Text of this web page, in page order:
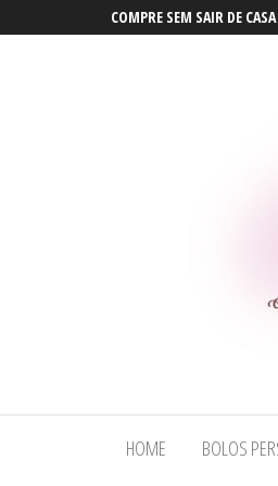
COMPRE SEM SAIR DE CASA
Bolos
Maceió |
Bolos
HOME BOLOS